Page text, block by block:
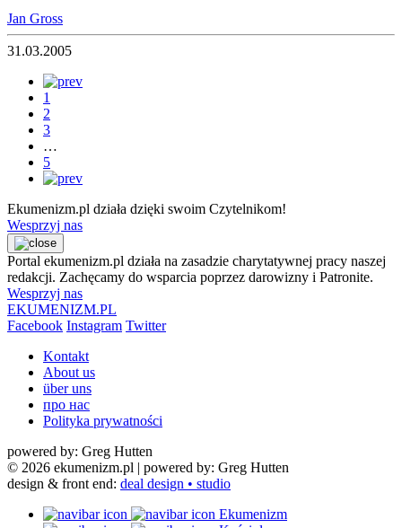
Jan Gross
31.03.2005
1
2
3
…
5
Ekumenizm.pl działa dzięki swoim Czytelnikom!
Wesprzyj nas
Portal ekumenizm.pl działa na zasadzie charytatywnej pracy naszej
redakcji. Zachęcamy do wsparcia poprzez darowizny i Patronite.
Wesprzyj nas
EKUMENIZM.PL
Facebook Instagram Twitter
Kontakt
About us
über uns
про нас
Polityka prywatności
powered by: Greg Hutten
© 2026 ekumenizm.pl | powered by: Greg Hutten
design & front end: deal design • studio
Ekumenizm